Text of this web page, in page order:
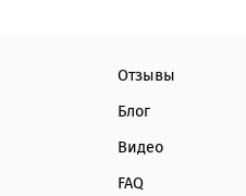
Отзывы
Блог
Видео
FAQ